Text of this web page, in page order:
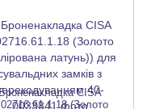
CISA
(Золото